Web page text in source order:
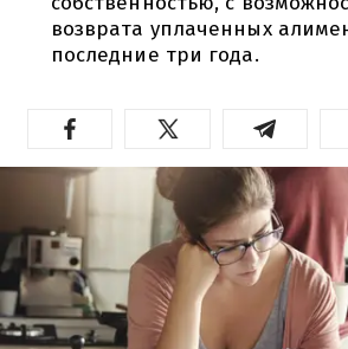
возврата уплаченных
последние три года.